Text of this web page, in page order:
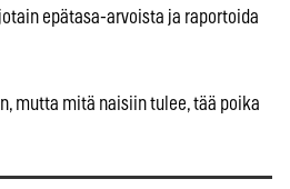
epätasa-arvoista ja raportoida
mutta mitä naisiin tulee, tää poika